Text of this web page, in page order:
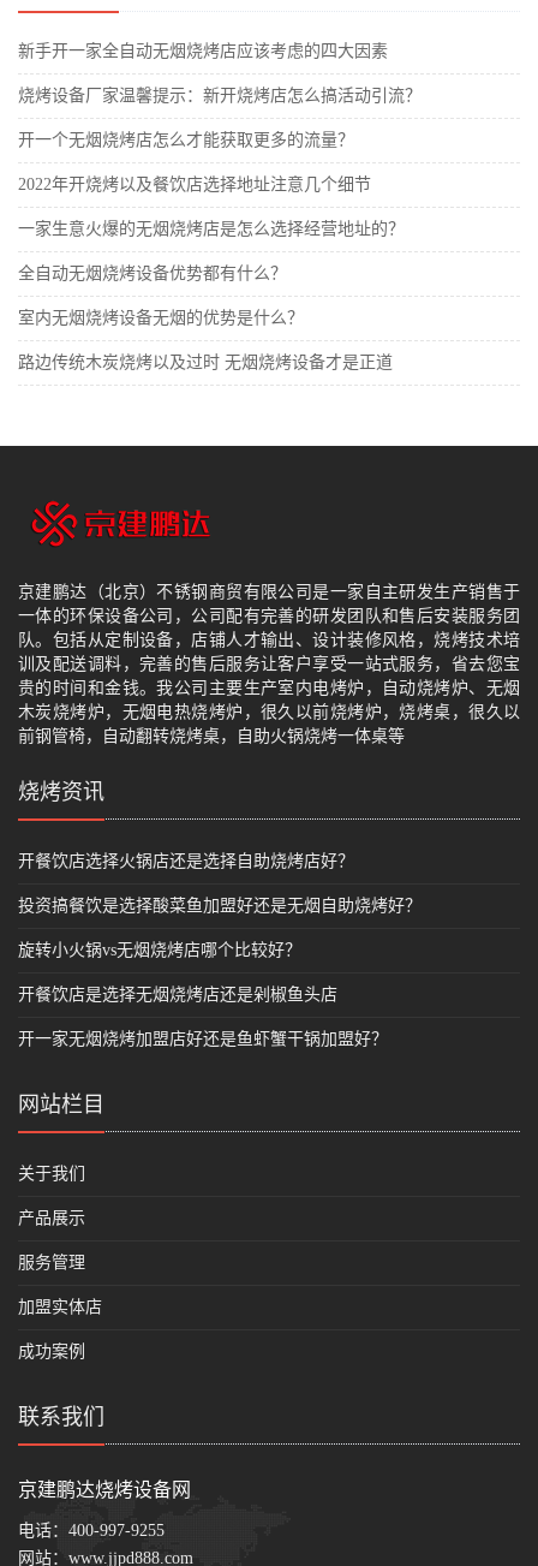
新手开一家全自动无烟烧烤店应该考虑的四大因素
烧烤设备厂家温馨提示：新开烧烤店怎么搞活动引流？
开一个无烟烧烤店怎么才能获取更多的流量？
2022年开烧烤以及餐饮店选择地址注意几个细节
一家生意火爆的无烟烧烤店是怎么选择经营地址的？
全自动无烟烧烤设备优势都有什么？
室内无烟烧烤设备无烟的优势是什么？
路边传统木炭烧烤以及过时 无烟烧烤设备才是正道
京建鹏达（北京）不锈钢商贸有限公司是一家自主研发生产销售于
一体的环保设备公司，公司配有完善的研发团队和售后安装服务团
队。包括从定制设备，店铺人才输出、设计装修风格，烧烤技术培
训及配送调料，完善的售后服务让客户享受一站式服务，省去您宝
贵的时间和金钱。我公司主要生产室内电烤炉，自动烧烤炉、无烟
木炭烧烤炉，无烟电热烧烤炉，很久以前烧烤炉，烧烤桌，很久以
前钢管椅，自动翻转烧烤桌，自助火锅烧烤一体桌等
烧烤资讯
开餐饮店选择火锅店还是选择自助烧烤店好？
投资搞餐饮是选择酸菜鱼加盟好还是无烟自助烧烤好？
旋转小火锅vs无烟烧烤店哪个比较好？
开餐饮店是选择无烟烧烤店还是剁椒鱼头店
开一家无烟烧烤加盟店好还是鱼虾蟹干锅加盟好？
网站栏目
关于我们
产品展示
服务管理
加盟实体店
成功案例
联系我们
京建鹏达烧烤设备网
电话： 400-997-9255
网站： www.jjpd888.com